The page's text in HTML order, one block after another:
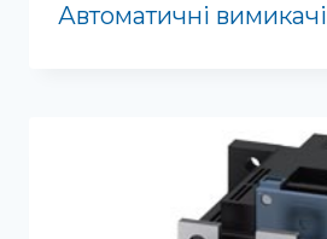
Автоматичні вимикачі